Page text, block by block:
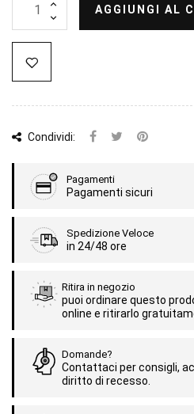
AGGIUNGI AL
Condividi:
Pagamenti
Pagamenti sicuri
Spedizione Veloce
in 24/48 ore
Ritira in negozio
puoi ordinare questo
online e ritirarlo
Domande?
Contattaci per consigli,
diritto di recesso.